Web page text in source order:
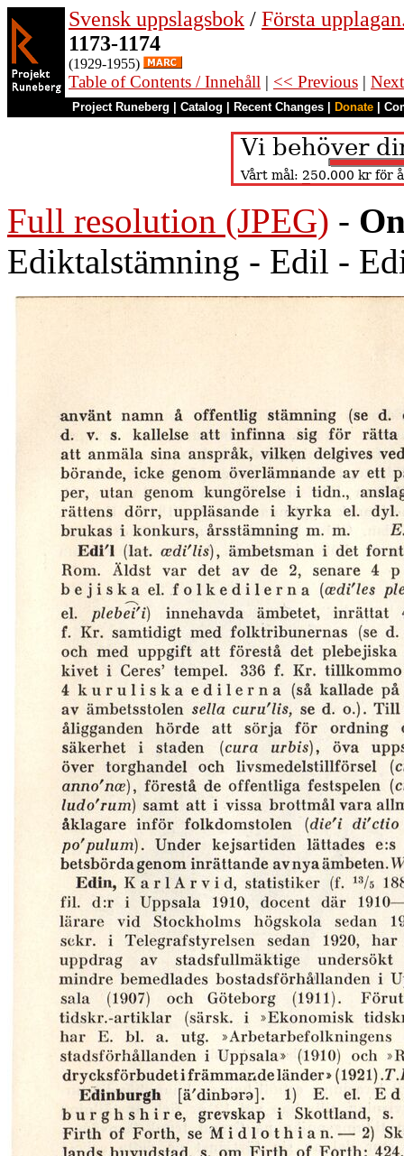
Svensk uppslagsbok / Första
1173-1174
(1929-1955)
Table of Contents / Innehåll | << Previous |
Project Runeberg Catalog Recent Changes Donate
Full resolution (JPEG) -
Ediktalstämning - Edil -